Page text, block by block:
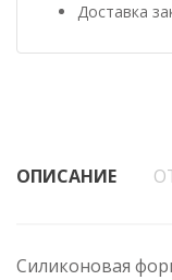
Доставка
ОПИСАНИЕ
Силиконовая